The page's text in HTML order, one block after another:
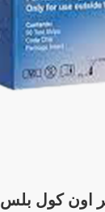
اون كول بلس